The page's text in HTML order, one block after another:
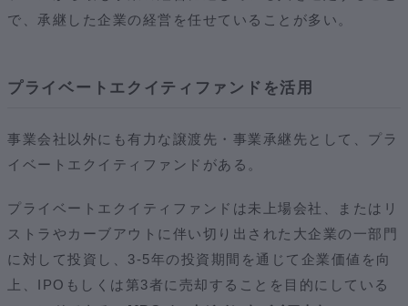
で、承継した企業の経営を任せていることが多い。
プライベートエクイティファンドを活用
事業会社以外にも有力な譲渡先・事業承継先として、プラ
イベートエクイティファンドがある。
プライベートエクイティファンドは未上場会社、またはリ
ストラやカーブアウトに伴い切り出された大企業の一部門
に対して投資し、3-5年の投資期間を通じて企業価値を向
上、IPOもしくは第3者に売却することを目的にしている